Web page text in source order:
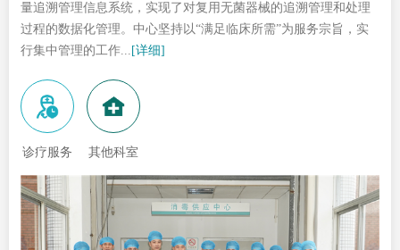
量追溯管理信息系统，实现了对复用无菌器械的追溯管理和处理
过程的数据化管理。中心坚持以“满足临床所需”为服务宗旨，实
行集中管理的工作... [详细]
诊疗服务 其他科室